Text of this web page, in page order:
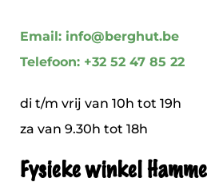
Email: info@berghut.be
Telefoon: +32 52 47 85 22
di t/m vrij van 10h tot 19h
za van 9.30h tot 18h
Fysieke winkel Hamme